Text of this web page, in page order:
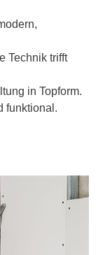
Technik trifft
in Topform.
funktional.